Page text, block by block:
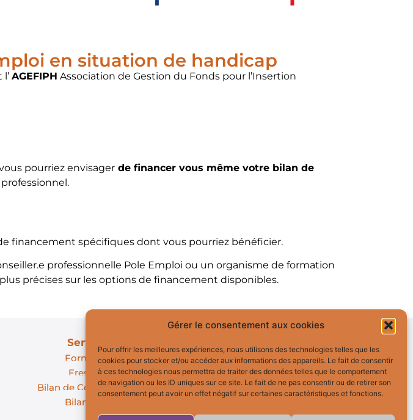
Gérer le consentement aux cookies
Pour offrir les meilleures expériences, nous utilisons des technologies telles que les
cookies pour stocker et/ou accéder aux informations des appareils. Le fait de consentir
à ces technologies nous permettra de traiter des données telles que le comportement
de navigation ou les ID uniques sur ce site. Le fait de ne pas consentir ou de retirer son
consentement peut avoir un effet négatif sur certaines caractéristiques et fonctions.
en situation de handicap
AGEFIPH Association de Gestion du Fonds pour l’Insertion
pourriez envisager de financer vous même votre bilan de
financement spécifiques dont vous pourriez bénéficier.
professionnelle Pole Emploi ou un organisme de formation
précises sur les options de financement disponibles.
Services
Formation
Fresques
Bilan de Compétences
Bilan MBTI
06 60 05 19 55